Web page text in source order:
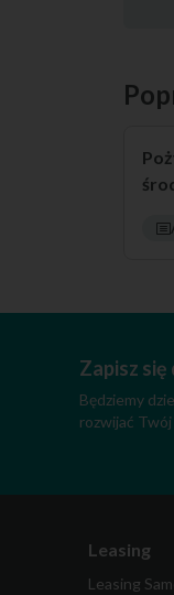
Zapisz
Będziemy
rozwijać Twój
Leasing
Leasing